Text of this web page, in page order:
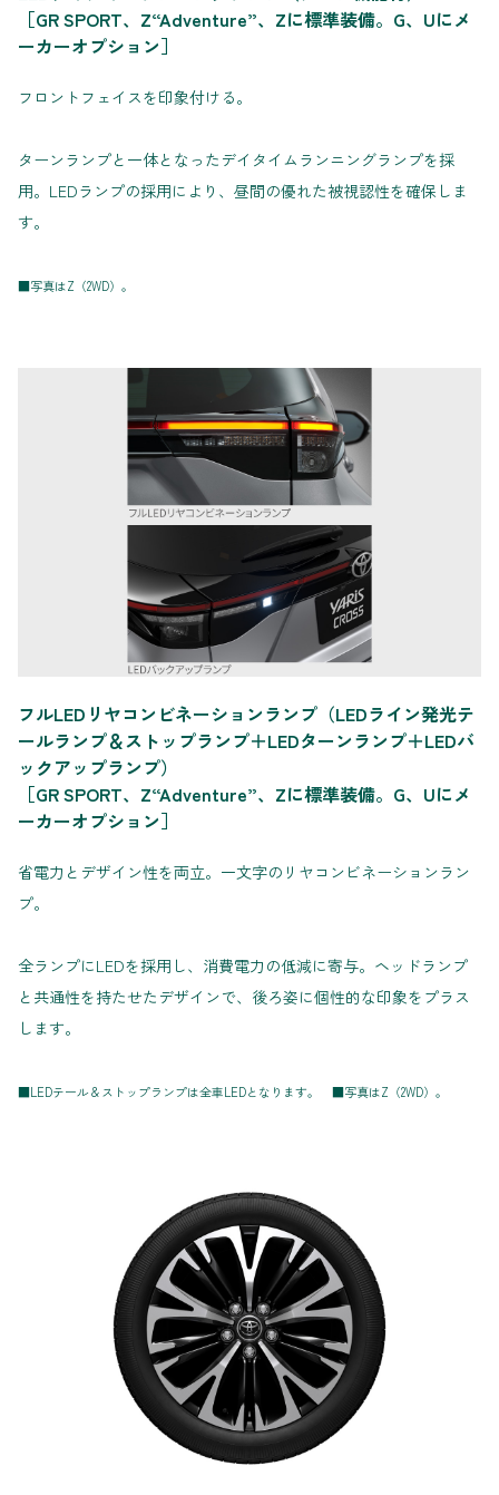
［GR SPORT、Z“Adventure”、Zに標準装備。G、Uにメ
ーカーオプション］
フロントフェイスを印象付ける。
ターンランプと一体となったデイタイムランニングランプを採
用。LEDランプの採用により、昼間の優れた被視認性を確保しま
す。
■写真はZ（2WD）。
フルLEDリヤコンビネーションランプ（LEDライン発光テ
ールランプ＆ストップランプ＋LEDターンランプ＋LEDバ
ックアップランプ）
［GR SPORT、Z“Adventure”、Zに標準装備。G、Uにメ
ーカーオプション］
省電力とデザイン性を両立。一文字のリヤコンビネーションラン
プ。
全ランプにLEDを採用し、消費電力の低減に寄与。ヘッドランプ
と共通性を持たせたデザインで、後ろ姿に個性的な印象をプラス
します。
■LEDテール＆ストップランプは全車LEDとなります。 ■写真はZ（2WD）。